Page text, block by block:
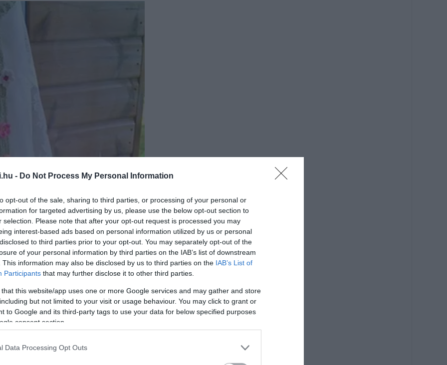
- Do Not Process My Personal Information
opt-out of the sale, sharing to third parties, or processing of your personal or
for targeted advertising by us, please use the below opt-out section to
selection. Please note that after your opt-out request is processed you may
interest-based ads based on personal information utilized by us or personal
to third parties prior to your opt-out. You may separately opt-out of the
of your personal information by third parties on the IAB’s list of downstream
This information may also be disclosed by us to third parties on the IAB’s List of
Participants that may further disclose it to other third parties.
that this website/app uses one or more Google services and may gather and store
but not limited to your visit or usage behaviour. You may click to grant or
to Google and its third-party tags to use your data for below specified purposes
consent section.
Data Processing Opt Outs
Fotó: sandra-